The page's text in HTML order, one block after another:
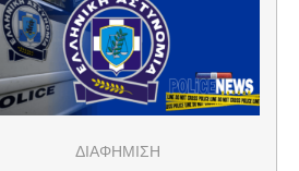
ΔΙΑΦΗΜΙΣΗ